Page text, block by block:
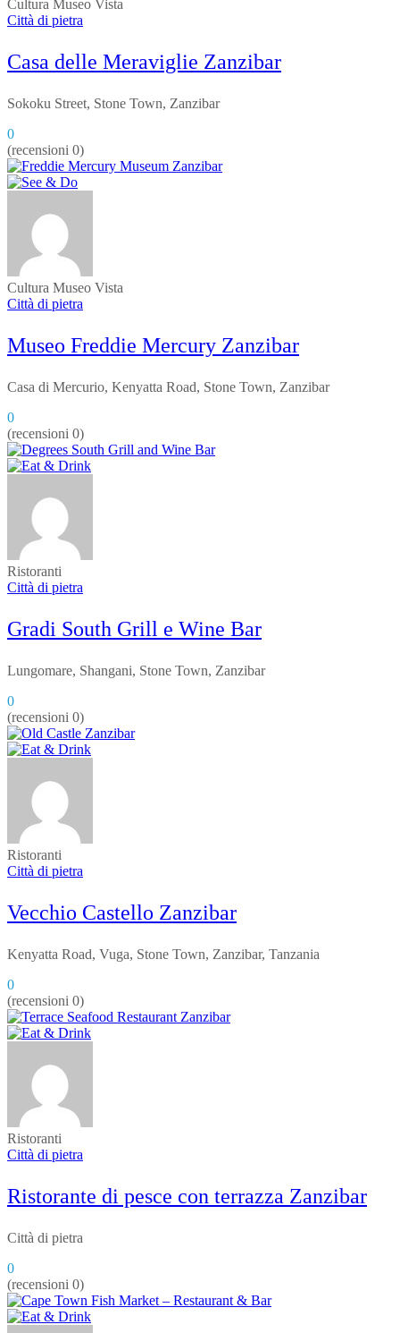
Cultura Museo Vista
Città di pietra
Casa delle Meraviglie Zanzibar
Sokoku Street, Stone Town, Zanzibar
0
(recensioni 0)
Cultura Museo Vista
Città di pietra
Museo Freddie Mercury Zanzibar
Casa di Mercurio, Kenyatta Road, Stone Town, Zanzibar
0
(recensioni 0)
Ristoranti
Città di pietra
Gradi South Grill e Wine Bar
Lungomare, Shangani, Stone Town, Zanzibar
0
(recensioni 0)
Ristoranti
Città di pietra
Vecchio Castello Zanzibar
Kenyatta Road, Vuga, Stone Town, Zanzibar, Tanzania
0
(recensioni 0)
Ristoranti
Città di pietra
Ristorante di pesce con terrazza Zanzibar
Città di pietra
0
(recensioni 0)